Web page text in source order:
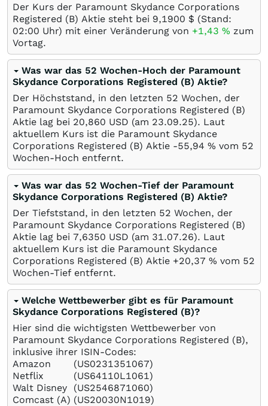
Der Kurs der Paramount Skydance Corporations
Registered (B) Aktie steht bei 9,1900 $ (Stand:
02:00 Uhr) mit einer Veränderung von +1,43 % zum
Vortag.
Was war das 52 Wochen-Hoch der Paramount
Skydance Corporations Registered (B) Aktie?
Der Höchststand, in den letzten 52 Wochen, der
Paramount Skydance Corporations Registered (B)
Aktie lag bei 20,860 USD (am 23.09.25). Laut
aktuellem Kurs ist die Paramount Skydance
Corporations Registered (B) Aktie -55,94 % vom 52
Wochen-Hoch entfernt.
Was war das 52 Wochen-Tief der Paramount
Skydance Corporations Registered (B) Aktie?
Der Tiefststand, in den letzten 52 Wochen, der
Paramount Skydance Corporations Registered (B)
Aktie lag bei 7,6350 USD (am 31.07.26). Laut
aktuellem Kurs ist die Paramount Skydance
Corporations Registered (B) Aktie +20,37 % vom 52
Wochen-Tief entfernt.
Welche Wettbewerber gibt es für Paramount
Skydance Corporations Registered (B)?
Hier sind die wichtigsten Wettbewerber von
Paramount Skydance Corporations Registered (B),
inklusive ihrer ISIN-Codes:
Amazon
(US0231351067)
Netflix
(US64110L1061)
Walt Disney
(US2546871060)
Comcast (A) (US20030N1019)